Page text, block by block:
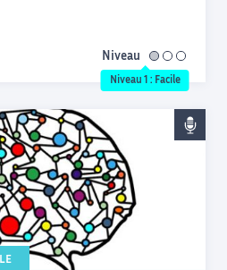
Niveau facile
Niveau 1 : Facile